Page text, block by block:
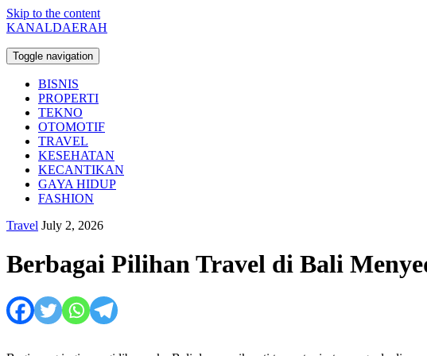
Skip to the content
KANALDAERAH
Toggle navigation
BISNIS
PROPERTI
TEKNO
OTOMOTIF
TRAVEL
KESEHATAN
KECANTIKAN
GAYA HIDUP
FASHION
Travel July 2, 2026
Berbagai Pilihan Travel di Bali